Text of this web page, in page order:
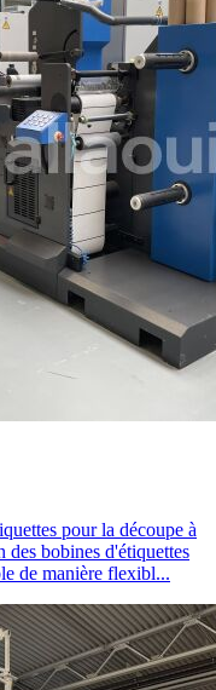
pour la découpe à
bobines d'étiquettes
de manière flexibl...